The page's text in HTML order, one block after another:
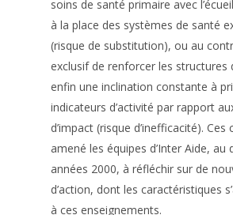
soins de santé primaire avec
à la place des systèmes de santé
(risque de substitution), ou au
exclusif de renforcer les structures
enfin une inclination constante à
indicateurs d’activité par rapport
d’impact (risque d’inefficacité).
amené les équipes d’Inter Aide, au
années 2000, à réfléchir sur de
d’action, dont les caractéristiques
à ces enseignements.